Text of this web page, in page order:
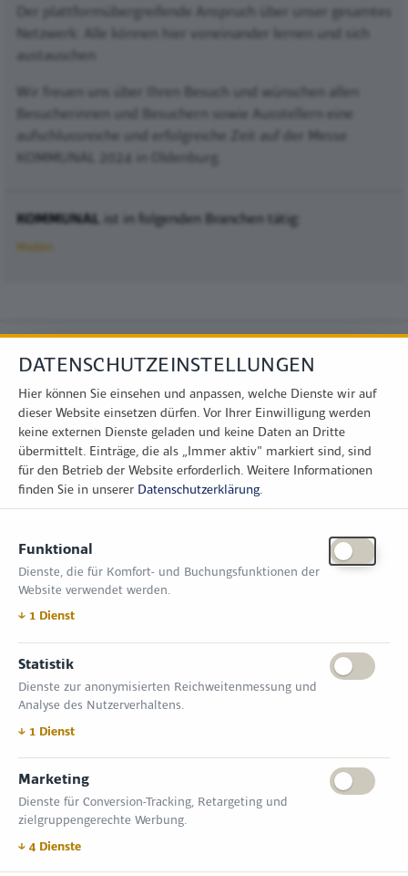
Der plattformübergreifende Anspruch über unser gesamtes
Netzwerk: Alle können hier voneinander lernen und sich
austauschen
Wir freuen uns über Ihren Besuch und wünschen allen
Besucherinnen und Besuchern sowie Ausstellern eine
aufschlussreiche und erfolgreiche Zeit auf der Messe
KOMMUNAL 2024 in Oldenburg.
KOMMUNAL ist in folgenden Branchen tätig:
Medien
Zimper Media GmbH
Reinhardtstr. 31, 10117 Berlin
Tel.: +49 (0) 30 814 50 12 600
office@kommunal.de
ÖFFNUNGSZEITEN MESSE
18. November 2026 09:00 – 17:00 Uhr
19. November 2026 09:00 – 17:00 Uhr
VERANSTALTUNGSORT
Messe Erfurt GmbH
Gothaer Straße 34 | D-99094 Erfurt
INFORMATIONEN
Allgemeine Geschäftsbedingungen (AGB)
Datenschutzerklärung
Kontakt
DATENSCHUTZEINSTELLUNGEN
Hier können Sie einsehen und anpassen, welche Dienste wir auf
dieser Website einsetzen dürfen. Vor Ihrer Einwilligung werden
keine externen Dienste geladen und keine Daten an Dritte
übermittelt. Einträge, die als „Immer aktiv" markiert sind, sind
für den Betrieb der Website erforderlich. Weitere Informationen
finden Sie in unserer Datenschutzerklärung.
Funktional
Dienste, die für Komfort- und Buchungsfunktionen der
Website verwendet werden.
↓ 1 Dienst
Statistik
Dienste zur anonymisierten Reichweitenmessung und
Analyse des Nutzerverhaltens.
↓ 1 Dienst
Marketing
Dienste für Conversion-Tracking, Retargeting und
zielgruppengerechte Werbung.
↓ 4 Dienste